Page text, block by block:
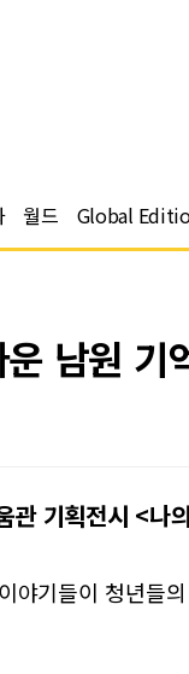
월드 Global
남원 기
관 기획전시 <
야기들이 청년들